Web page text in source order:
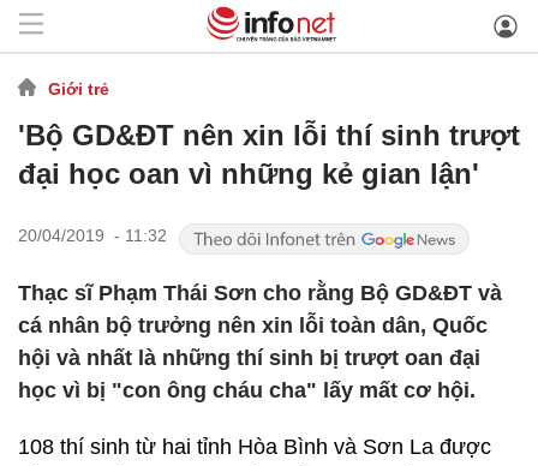
Giới trẻ
'Bộ GD&ĐT nên xin lỗi thí sinh trượt
đại học oan vì những kẻ gian lận'
20/04/2019 - 11:32
Thạc sĩ Phạm Thái Sơn cho rằng Bộ GD&ĐT và
cá nhân bộ trưởng nên xin lỗi toàn dân, Quốc
hội và nhất là những thí sinh bị trượt oan đại
học vì bị "con ông cháu cha" lấy mất cơ hội.
108 thí sinh từ hai tỉnh Hòa Bình và Sơn La được